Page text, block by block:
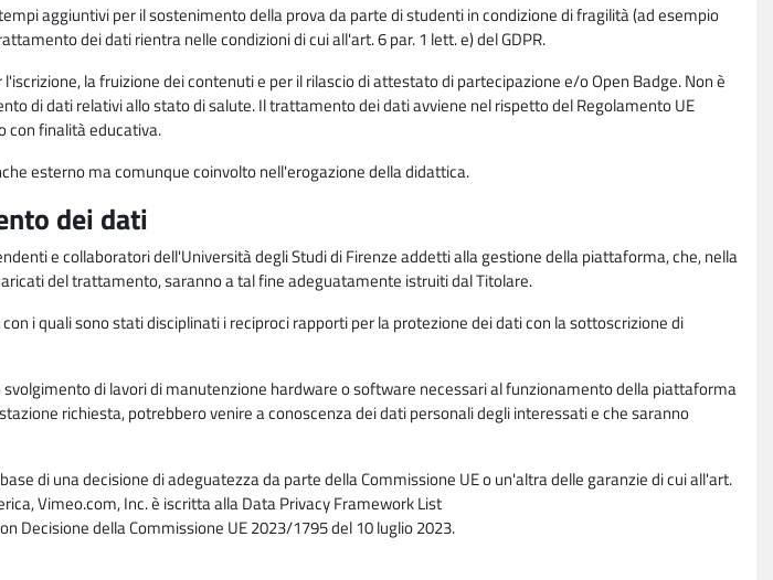
aggiuntivi per il sostenimento della prova da parte di studenti in condizione di fragilità (ad esempio
dei dati rientra nelle condizioni di cui all'art. 6 par. 1 lett. e) del GDPR.
la fruizione dei contenuti e per il rilascio di attestato di partecipazione e/o Open Badge. Non è
di dati relativi allo stato di salute. Il trattamento dei dati avviene nel rispetto del Regolamento UE
con finalità educativa.
esterno ma comunque coinvolto nell'erogazione della didattica.
dei dati
e collaboratori dell'Università degli Studi di Firenze addetti alla gestione della piattaforma, che, nella
del trattamento, saranno a tal fine adeguatamente istruiti dal Titolare.
i quali sono stati disciplinati i reciproci rapporti per la protezione dei dati con la sottoscrizione di
di lavori di manutenzione hardware o software necessari al funzionamento della piattaforma
richiesta, potrebbero venire a conoscenza dei dati personali degli interessati e che saranno
di una decisione di adeguatezza da parte della Commissione UE o un'altra delle garanzie di cui all'art.
Vimeo.com, Inc. è iscritta alla Data Privacy Framework List
Decisione della Commissione UE 2023/1795 del 10 luglio 2023.